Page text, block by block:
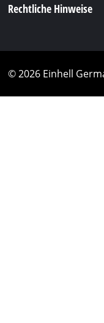
Rechtliche Hinweise
© 2026 Einhell